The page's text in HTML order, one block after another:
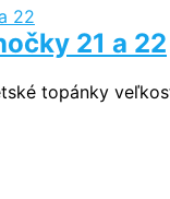
21 a 22
topánky